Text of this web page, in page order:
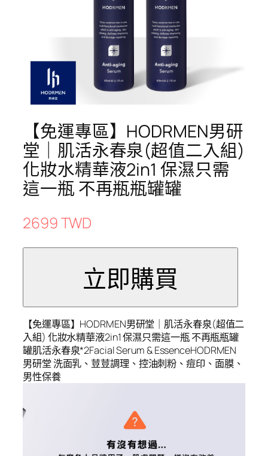
【免運專區】HODRMEN男研
堂｜肌活永春泉(超值二入組)
化妝水精華液2in1 保濕只需
這一瓶 不再瓶瓶罐罐
2699 TWD
【免運專區】HODRMEN男研堂｜肌活永春泉(超值二
入組) 化妝水精華液2in1 保濕只需這一瓶 不再瓶瓶罐
罐肌活永春泉*2Facial Serum & EssenceHODRMEN
男研堂 洗面乳、荳荳調理、控油刺粉、痘印、面膜、
男性保養